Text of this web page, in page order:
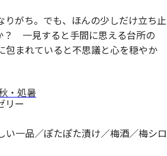
がち。でも、ほんの少しだけ立ち止
？ 一見すると手間に思える台所の
包まれていると不思議と心を穏やか
リー
一品／ぽたぽた漬け／梅酒／梅シロ
・処暑